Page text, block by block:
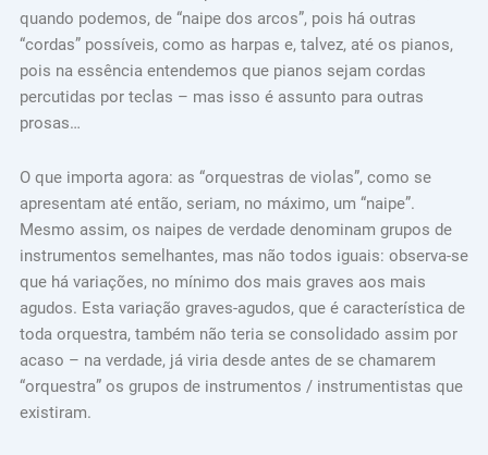
quando podemos, de “naipe dos arcos”, pois há outras
“cordas” possíveis, como as harpas e, talvez, até os pianos,
pois na essência entendemos que pianos sejam cordas
percutidas por teclas – mas isso é assunto para outras
prosas…
O que importa agora: as “orquestras de violas”, como se
apresentam até então, seriam, no máximo, um “naipe”.
Mesmo assim, os naipes de verdade denominam grupos de
instrumentos semelhantes, mas não todos iguais: observa-se
que há variações, no mínimo dos mais graves aos mais
agudos. Esta variação graves-agudos, que é característica de
toda orquestra, também não teria se consolidado assim por
acaso – na verdade, já viria desde antes de se chamarem
“orquestra” os grupos de instrumentos / instrumentistas que
existiram.